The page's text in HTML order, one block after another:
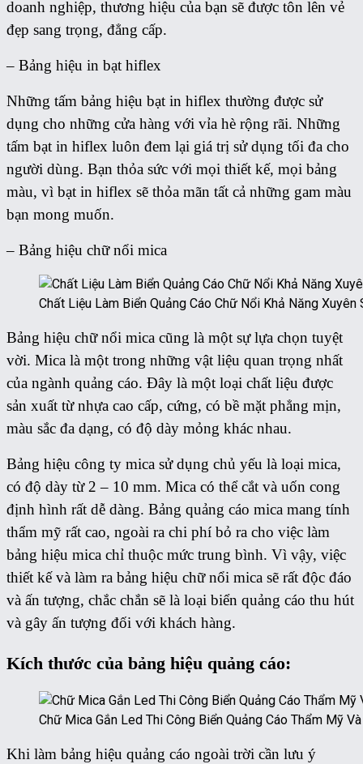
doanh nghiệp, thương hiệu của bạn sẽ được tôn lên vẻ
đẹp sang trọng, đẳng cấp.
– Bảng hiệu in bạt hiflex
Những tấm bảng hiệu bạt in hiflex thường được sử
dụng cho những cửa hàng với vỉa hè rộng rãi. Những
tấm bạt in hiflex luôn đem lại giá trị sử dụng tối đa cho
người dùng. Bạn thỏa sức với mọi thiết kế, mọi bảng
màu, vì bạt in hiflex sẽ thỏa mãn tất cả những gam màu
bạn mong muốn.
– Bảng hiệu chữ nổi mica
Chất Liệu Làm Biển Quảng Cáo Chữ Nổi Khả Năng
Bảng hiệu chữ nổi mica cũng là một sự lựa chọn tuyệt
vời. Mica là một trong những vật liệu quan trọng nhất
của ngành quảng cáo. Đây là một loại chất liệu được
sản xuất từ nhựa cao cấp, cứng, có bề mặt phẳng mịn,
màu sắc đa dạng, có độ dày mỏng khác nhau.
Bảng hiệu công ty mica sử dụng chủ yếu là loại mica,
có độ dày từ 2 – 10 mm. Mica có thể cắt và uốn cong
định hình rất dễ dàng. Bảng quảng cáo mica mang tính
thẩm mỹ rất cao, ngoài ra chi phí bỏ ra cho việc làm
bảng hiệu mica chỉ thuộc mức trung bình. Vì vậy, việc
thiết kế và làm ra bảng hiệu chữ nổi mica sẽ rất độc đáo
và ấn tượng, chắc chắn sẽ là loại biển quảng cáo thu hút
và gây ấn tượng đối với khách hàng.
Kích thước của bảng hiệu quảng cáo:
Chữ Mica Gắn Led Thi Công Biển Quảng Cáo Thẩm Mỹ
Khi làm bảng hiệu quảng cáo ngoài trời cần lưu ý